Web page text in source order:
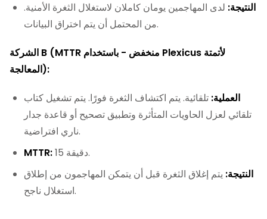
النتيجة: لدى المهاجمين يومان كاملان لاستغلال الثغرة الأمنية.
من المحتمل أن يتم اختراق البيانات.
الشركة B (MTTR منخفض - باستخدام Plexicus لأتمتة
المعالجة):
العملية: تلقائية. يتم اكتشاف الثغرة فورًا. يتم تشغيل كتاب
تلقائي لعزل الحاويات المتأثرة وتطبيق تصحيح أو قاعدة جدار
ناري افتراضية.
MTTR:
15 دقيقة.
النتيجة: يتم إغلاق الثغرة قبل أن يتمكن المهاجمون من إطلاق
استغلال ناجح.